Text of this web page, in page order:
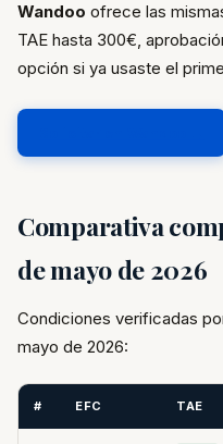
Wandoo ofrece las
TAE hasta 300€,
opción si ya usaste el
Comparativa
de mayo de 2026
Condiciones verificadas
mayo de 2026:
# EFC TAE